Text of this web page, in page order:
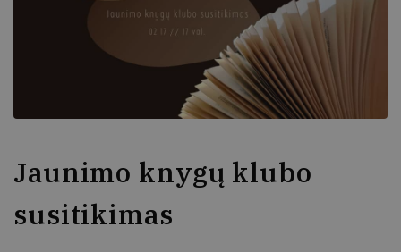
Jaunimo knygų klubo
susitikimas